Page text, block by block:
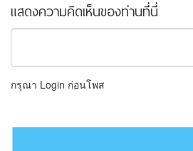
แสดงความคิดเห็นของท่านที่นี่
กรุณา Login ก่อนโพส